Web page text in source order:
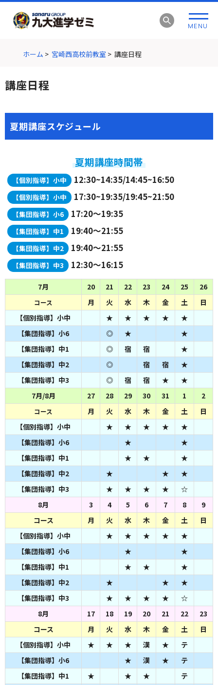
ゲ
シ
ー
ョ
MENU
ホーム > 宮崎西高校前教室 > 講座日程
講座日程
夏期講座スケジュール
夏期講座時間帯
【個別指導】小中 12:30~14:35/14:45~16:50
【個別指導】小中 17:30~19:35/19:45~21:50
【集団指導】小6 17:20～19:35
【集団指導】中1 19:40～21:55
【集団指導】中2 19:40～21:55
【集団指導】中3 12:30～16:15
7月 20 21 22 23 24 25 26
コース 月 火 水 木 金 土
日
【個別指導】小中
★ ★ ★ ★
★
【集団指導】小6
◎ ★
★
【集団指導】中1
◎ 宿 宿
★
【集団指導】中2
◎ 宿 宿
★
【集団指導】中3
◎ 宿 宿 ★
★
7月/8月
27 28 29 30 31 1 2
コース 月 火 水 木 金 土
日
【個別指導】小中
★ ★ ★ ★
★
【集団指導】小6
★
★
【集団指導】中1
★ ★
★
【集団指導】中2
★ ★
★
【集団指導】中3
★ ★ ★ ★
☆
8月
3 4 5 6 7 8
9
コース
月 火 水 木 金 土
日
【個別指導】小中
★ ★ ★ ★
★
【集団指導】小6
★
★
【集団指導】中1
★ ★
★
【集団指導】中2
★ ★
★
【集団指導】中3
★ ★ ★ ★
☆
8月
17 18 19 20 21 22
23
コース
月 火 水 木 金 土
日
【個別指導】小中
★ ★ ★ 漢 ★
テ
【集団指導】小6
★ 漢 ★
テ
【集団指導】中1
★ ★ ★
テ